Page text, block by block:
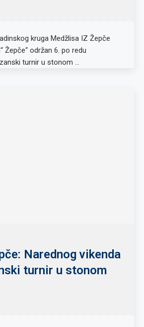
kruga Medžlisa IZ Žepče
Žepče“ održan 6. po redu
turnir u stonom …
Narednog vikenda
turnir u stonom